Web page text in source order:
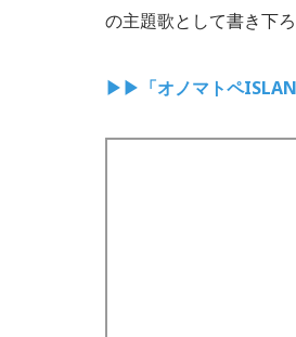
の主題歌として書き下ろ
▶▶「オノマトペ